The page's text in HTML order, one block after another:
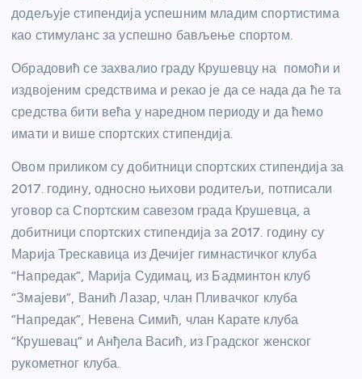
додељује стипендија успешним младим спортистима
као стимуланс за успешно бављење спортом.
Обрадовић се захвалио граду Крушевцу на помоћи и
издвојеним средствима и рекао је да се нада да ће та
средства бити већа у наредном периоду и да ћемо
имати и више спортских стипендија.
Овом приликом су добитници спортских стипендија за
2017. годину, односно њихови родитељи, потписали
уговор са Спортским савезом града Крушевца, а
добитници спортских стипендија за 2017. годину су
Марија Трескавица из Дечијег гимнастичког клуба
“Напредак”, Марија Судимац, из Бадминтон клуб
“Змајеви”, Ванић Лазар, члан Пливачког клуба
“Напредак”, Невена Симић, члан Карате клуба
“Крушевац” и Анђела Васић, из Градског женског
рукометног клуба.